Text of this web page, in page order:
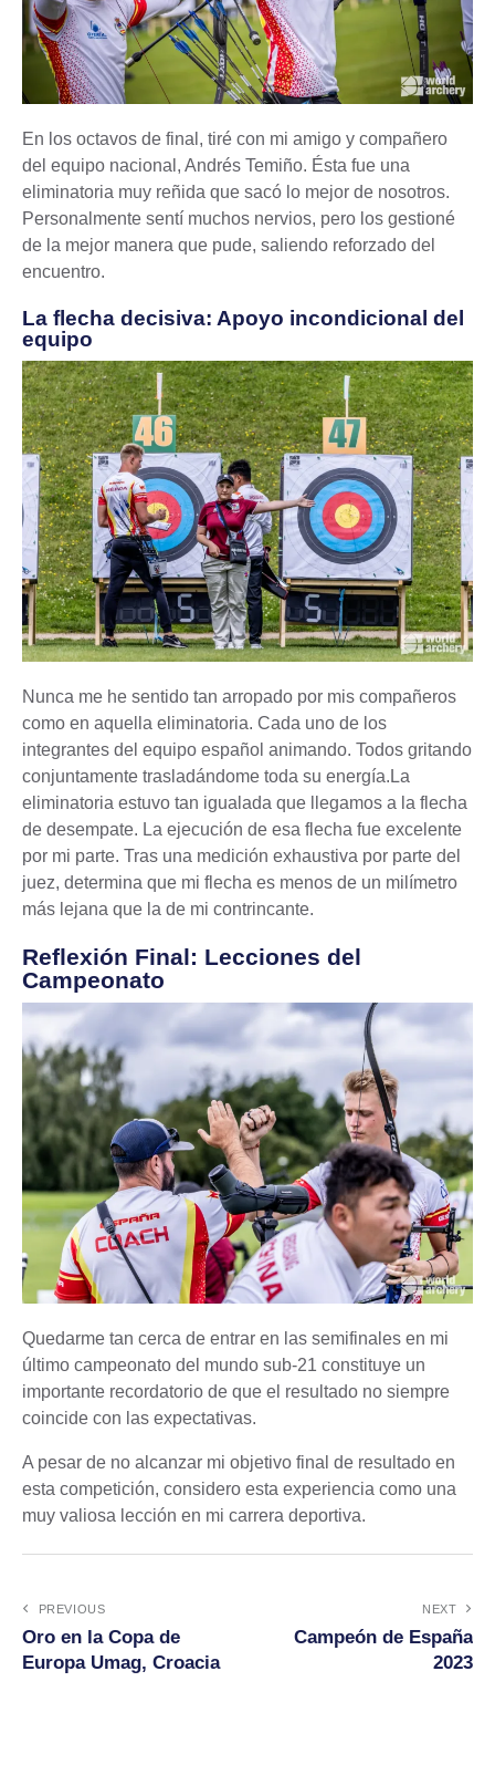
En los octavos de final, tiré con mi amigo y compañero
del equipo nacional, Andrés Temiño. Ésta fue una
eliminatoria muy reñida que sacó lo mejor de nosotros.
Personalmente sentí muchos nervios, pero los gestioné
de la mejor manera que pude, saliendo reforzado del
encuentro.
La flecha decisiva: Apoyo incondicional del
equipo
Nunca me he sentido tan arropado por mis compañeros
como en aquella eliminatoria. Cada uno de los
integrantes del equipo español animando. Todos gritando
conjuntamente trasladándome toda su energía.La
eliminatoria estuvo tan igualada que llegamos a la flecha
de desempate. La ejecución de esa flecha fue excelente
por mi parte. Tras una medición exhaustiva por parte del
juez, determina que mi flecha es menos de un milímetro
más lejana que la de mi contrincante.
Reflexión Final: Lecciones del
Campeonato
Quedarme tan cerca de entrar en las semifinales en mi
último campeonato del mundo sub-21 constituye un
importante recordatorio de que el resultado no siempre
coincide con las expectativas.
A pesar de no alcanzar mi objetivo final de resultado en
esta competición, considero esta experiencia como una
muy valiosa lección en mi carrera deportiva.
PREVIOUS
Oro en la Copa de
Europa Umag, Croacia
NEXT
Campeón de España
2023